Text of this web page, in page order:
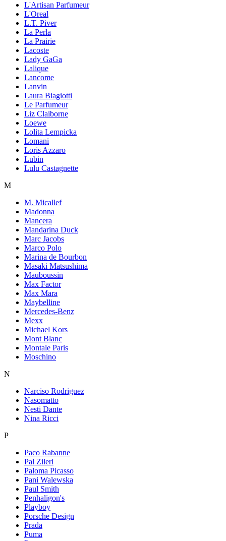
L'Artisan Parfumeur
L'Oreal
L.T. Piver
La Perla
La Prairie
Lacoste
Lady GaGa
Lalique
Lancome
Lanvin
Laura Biagiotti
Le Parfumeur
Liz Claiborne
Loewe
Lolita Lempicka
Lomani
Loris Azzaro
Lubin
Lulu Castagnette
M
M. Micallef
Madonna
Mancera
Mandarina Duck
Marc Jacobs
Marco Polo
Marina de Bourbon
Masaki Matsushima
Mauboussin
Max Factor
Max Mara
Maybelline
Mercedes-Benz
Mexx
Michael Kors
Mont Blanc
Montale Paris
Moschino
N
Narciso Rodriguez
Nasomatto
Nesti Dante
Nina Ricci
P
Paco Rabanne
Pal Zileri
Paloma Picasso
Pani Walewska
Paul Smith
Penhaligon's
Playboy
Porsche Design
Prada
Puma